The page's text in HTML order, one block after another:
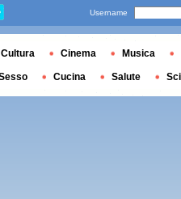
Username
Cultura Cinema Musica
Cucina Salute